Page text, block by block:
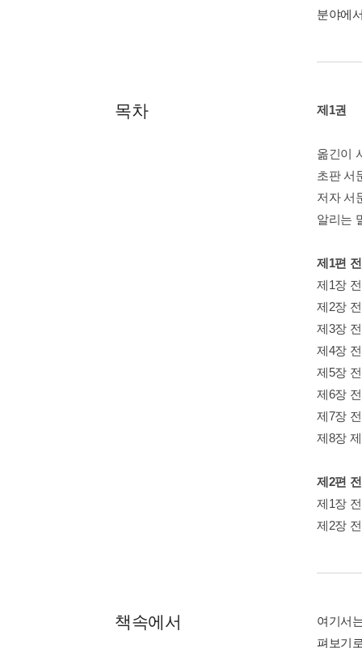
분야에
목차 제1권
옮긴이
초판 서
저자 서
알리는
제1편
제1장
제2장
제3장
제4장
제5장
제6장
제7장
제8장
제2편
제1장
제2장
책속에서
여기서
펴보기